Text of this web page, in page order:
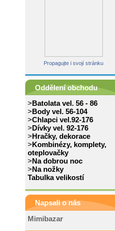
Propagujte i svojí stránku
Oddělení obchodu
>Batolata vel. 56 - 86
>Body vel. 56-104
>Chlapci vel.92-176
>Dívky vel. 92-176
>Hračky, dekorace
>Kombinézy, komplety,
oteplovačky
>Na dobrou noc
>Na nožky
Tabulka velikostí
Napsali o nás
Mimibazar